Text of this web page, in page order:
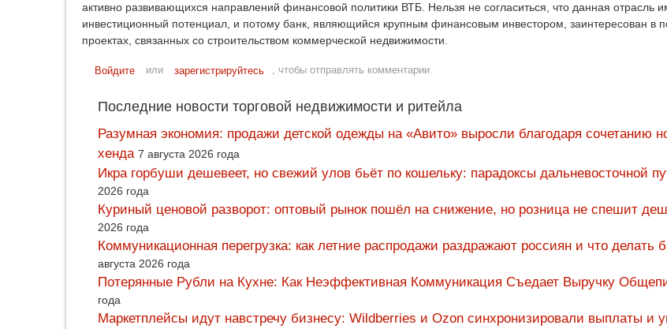
активно развивающихся направлений финансовой политики ВТБ. Нельзя не согласиться, что данная отрасль
инвестиционный потенциал, и потому банк, являющийся крупным финансовым инвестором, заинтересован в
проектах, связанных со строительством коммерческой недвижимости.
Войдите или зарегистрируйтесь , чтобы отправлять комментарии
Последние новости торговой недвижимости и ритейла
Разумная экономия: продажи детской одежды на «Авито» выросли благодаря сочетанию
хенда 7 августа 2026 года
Икра горбуши дешевеет, но свежий улов бьёт по кошельку: парадоксы дальневосточной
2026 года
Куриный ценовой разворот: оптовый рынок пошёл на снижение, но розница не спешит
2026 года
Коммуникационная перегрузка: как летние распродажи раздражают россиян и что делать
августа 2026 года
Потерянные Рубли на Кухне: Как Неэффективная Коммуникация Съедает Выручку
года
Маркетплейсы идут навстречу бизнесу: Wildberries и Ozon синхронизировали выплаты и